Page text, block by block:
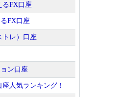
るFX口座
FX口座
トレ）口座
ン口座
人気ランキング！